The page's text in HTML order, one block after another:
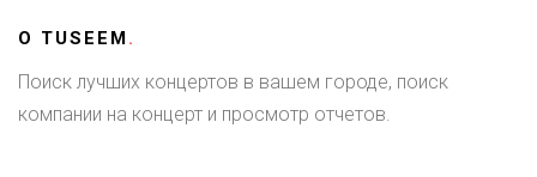
О TUSEEM.
Поиск лучших концертов в вашем городе, поиск
компании на концерт и просмотр отчетов.